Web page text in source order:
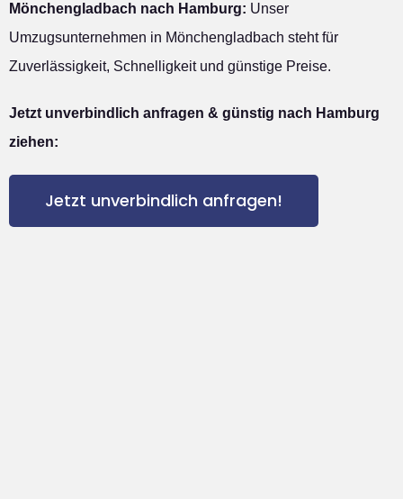
Mönchengladbach nach Hamburg: Unser
Umzugsunternehmen in Mönchengladbach steht für
Zuverlässigkeit, Schnelligkeit und günstige Preise.
Jetzt unverbindlich anfragen & günstig nach Hamburg
ziehen:
Jetzt unverbindlich anfragen!